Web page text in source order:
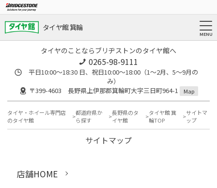
タイヤ館 箕輪
タイヤのことならブリヂストンのタイヤ館へ
0265-98-9111
平日10:00～18:30 日、祝日10:00～18:00（1～2月、5～9月の
み）
〒399-4603 長野県上伊那郡箕輪町大字三日町964-1
Map
タイヤ・ホイール専門店
のタイヤ館
都道府県か
ら探す
長野県のタ
イヤ館
タイヤ館 箕
輪TOP
サイトマ
ップ
サイトマップ
店舗HOME